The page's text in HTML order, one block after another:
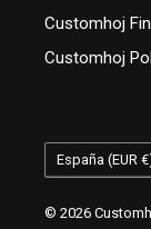
Customhoj
Customhoj
País/región
España (EUR
© 2026